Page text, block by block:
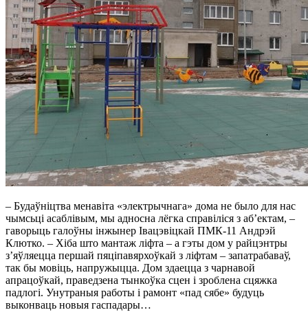
– Будаўніцтва менавіта «электрычнага» дома не было для нас
чымсьці асаблівым, мы адносна лёгка справіліся з аб’ектам, –
гаворыць галоўны інжынер Івацэвіцкай ПМК-11 Андрэй
Клютко. – Хіба што мантаж ліфта – а гэты дом у райцэнтры
з’яўляецца першай пяціпавярхоўкай з ліфтам – запатрабаваў,
так бы мовіць, напружыцца. Дом здаецца з чарнавой
апрацоўкай, праведзена тынкоўка сцен і зроблена сцяжка
падлогі. Унутраныя работы і рамонт «пад сябе» будуць
выконваць новыя гаспадары…